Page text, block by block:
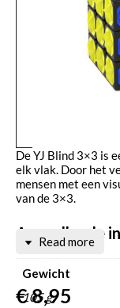
De YJ Blind 3×3 is
elk vlak. Door het
mensen met een
van de 3×3.
Aanvullende
Gewicht
105 g
Read more
€8,95